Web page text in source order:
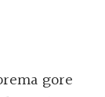
gore